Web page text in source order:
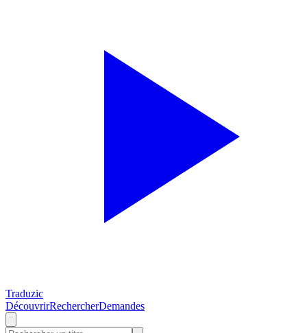
Traduzic
DécouvrirRechercherDemandes